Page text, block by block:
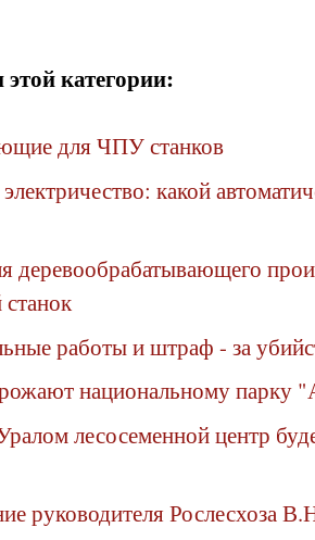
этой категории:
для ЧПУ станков
какой
деревообрабатывающего
работы и штраф - за
национальному парку
лесосеменной центр
руководителя Рослесхоза